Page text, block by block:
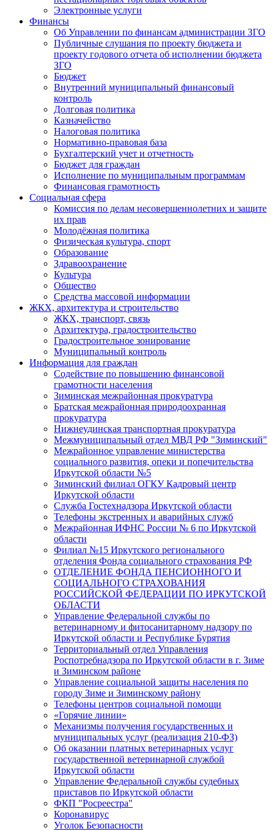
Электронные услуги
Финансы
Об Управлении по финансам администрации ЗГО
Публичные слушания по проекту бюджета и
проекту годового отчета об исполнении бюджета
ЗГО
Бюджет
Внутренний муниципальный финансовый
контроль
Долговая политика
Казначейство
Налоговая политика
Нормативно-правовая база
Бухгалтерский учет и отчетность
Бюджет для граждан
Исполнение по муниципальным программам
Финансовая грамотность
Социальная сфера
Комиссия по делам несовершеннолетних и защите
их прав
Молодёжная политика
Физическая культура, спорт
Образование
Здравоохранение
Культура
Общество
Средства массовой информации
ЖКХ, архитектура и строительство
ЖКХ, транспорт, связь
Архитектура, градостроительство
Градостроительное зонирование
Муниципальный контроль
Информация для граждан
Содействие по повышению финансовой
грамотности населения
Зиминская межрайонная прокуратура
Братская межрайонная природоохранная
прокуратура
Нижнеудинская транспортная прокуратура
Межмуниципальный отдел МВД РФ "Зиминский"
Межрайонное управление министерства
социального развития, опеки и попечительства
Иркутской области №5
Зиминский филиал ОГКУ Кадровый центр
Иркутской области
Служба Гостехнадзора Иркутской области
Телефоны экстренных и аварийных служб
Межрайонная ИФНС России № 6 по Иркутской
области
Филиал №15 Иркутского регионального
отделения Фонда социального страхования РФ
ОТДЕЛЕНИЕ ФОНДА ПЕНСИОННОГО И
СОЦИАЛЬНОГО СТРАХОВАНИЯ
РОССИЙСКОЙ ФЕДЕРАЦИИ ПО ИРКУТСКОЙ
ОБЛАСТИ
Управление Федеральной службы по
ветеринарному и фитосанитарному надзору по
Иркутской области и Республике Бурятия
Территориальный отдел Управления
Роспотребнадзора по Иркутской области в г. Зиме
и Зиминском районе
Управление социальной защиты населения по
городу Зиме и Зиминскому району
Телефоны центров социальной помощи
«Горячие линии»
Механизмы получения государственных и
муниципальных услуг (реализация 210-ФЗ)
Об оказании платных ветеринарных услуг
государственной ветеринарной службой
Иркутской области
Управление Федеральной службы судебных
приставов по Иркутской области
ФКП "Росреестра"
Коронавирус
Уголок Безопасности